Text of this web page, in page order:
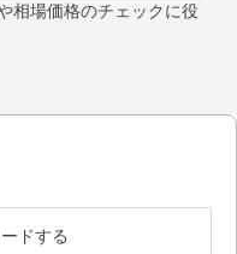
相場価格のチェックに役
ドする